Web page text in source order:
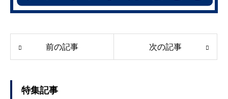
前の記事 次の記事
特集記事